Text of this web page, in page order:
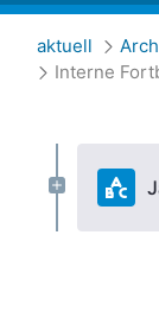
aktuell